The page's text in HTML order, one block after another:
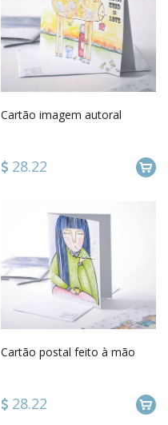
Cartão imagem autoral
28.22
Cartão postal feito à mão
28.22